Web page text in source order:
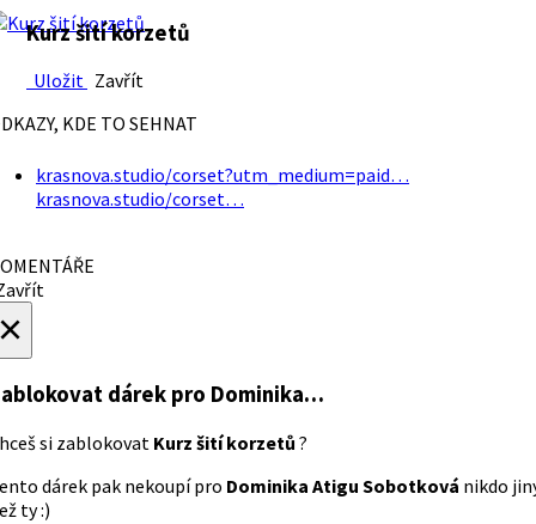
Kurz šití korzetů
Uložit Zavřít
KDE TO SEHNAT
krasnova.studio/corset?utm_medium=paid…
krasnova.studio/corset…
dárek pro Dominika…
si zablokovat Kurz šití korzetů ?
dárek pak nekoupí pro Dominika Atigu Sobotková nikdo
ty :)